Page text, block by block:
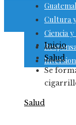
Cultura
Ciencia
Inicio
Salud
Se
Salud